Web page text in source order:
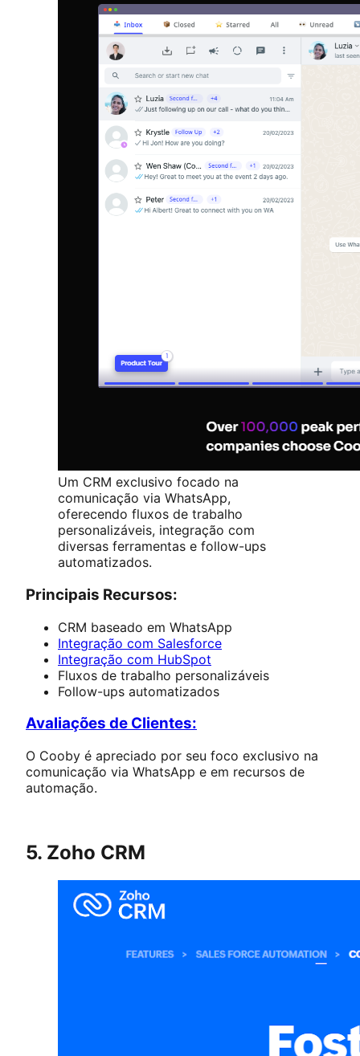
Um CRM exclusivo focado na
comunicação via WhatsApp,
oferecendo fluxos de trabalho
personalizáveis, integração com
diversas ferramentas e follow-ups
automatizados.
Principais Recursos:
CRM baseado em WhatsApp
Integração com Salesforce
Integração com HubSpot
Fluxos de trabalho personalizáveis
Follow-ups automatizados
Avaliações de Clientes:
O Cooby é apreciado por seu foco exclusivo na
comunicação via WhatsApp e em recursos de
automação.
5. Zoho CRM